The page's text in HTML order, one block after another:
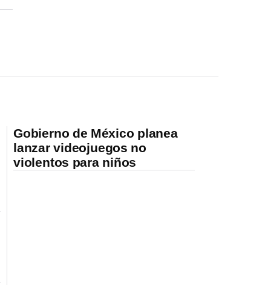
Gobierno de México planea
lanzar videojuegos no
violentos para niños